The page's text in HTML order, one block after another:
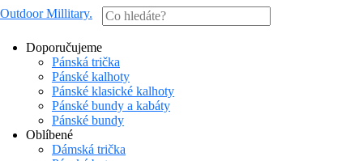
Outdoor Millitary.
Doporučujeme
Pánská trička
Pánské kalhoty
Pánské klasické kalhoty
Pánské bundy a kabáty
Pánské bundy
Oblíbené
Dámská trička